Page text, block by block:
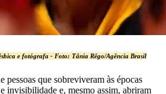
e fotógrafa - Foto: Tânia Rêgo/Agência Brasil
pessoas que sobreviveram às épocas
invisibilidade e, mesmo assim, abriram